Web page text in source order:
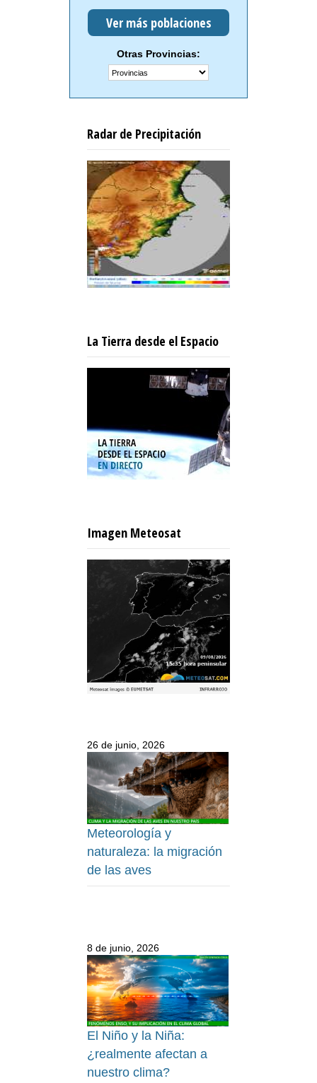
Ver más poblaciones
Otras Provincias:
Radar de Precipitación
La Tierra desde el Espacio
Imagen Meteosat
26 de junio, 2026
Meteorología y
naturaleza: la migración
de las aves
8 de junio, 2026
El Niño y la Niña:
¿realmente afectan a
nuestro clima?